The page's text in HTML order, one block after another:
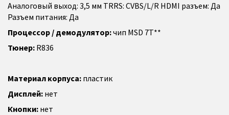
Аналоговый выход: 3,5 мм TRRS: CVBS/L/R HDMI разъем: Да
Разъем питания: Да
Процессор / демодулятор:чип MSD 7T**
Тюнер: R836
Материал корпуса: пластик
Дисплей: нет
Кнопки: нет